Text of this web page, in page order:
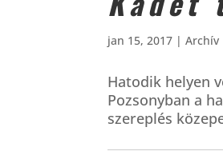
jan 15, 2017 |Archív
Hatodik helyen
Pozsonyban a
szereplés